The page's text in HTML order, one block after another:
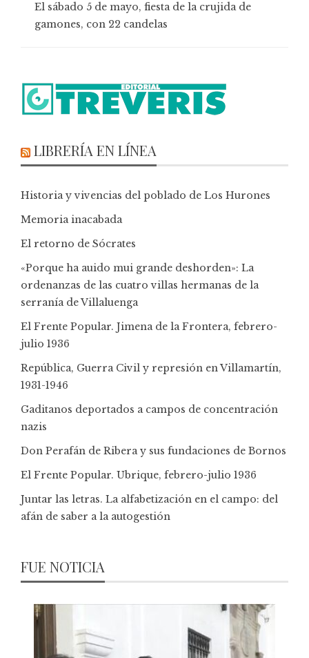
El sábado 5 de mayo, fiesta de la crujida de
gamones, con 22 candelas
LIBRERÍA EN LÍNEA
Historia y vivencias del poblado de Los Hurones
Memoria inacabada
El retorno de Sócrates
«Porque ha auido mui grande deshorden»: La
ordenanzas de las cuatro villas hermanas de la
serranía de Villaluenga
El Frente Popular. Jimena de la Frontera, febrero-
julio 1936
República, Guerra Civil y represión en Villamartín,
1931-1946
Gaditanos deportados a campos de concentración
nazis
Don Perafán de Ribera y sus fundaciones de Bornos
El Frente Popular. Ubrique, febrero-julio 1936
Juntar las letras. La alfabetización en el campo: del
afán de saber a la autogestión
FUE NOTICIA